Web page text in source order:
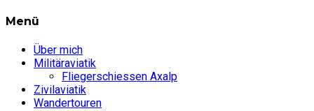
Menü
Über mich
Militäraviatik
Fliegerschiessen Axalp
Zivilaviatik
Wandertouren